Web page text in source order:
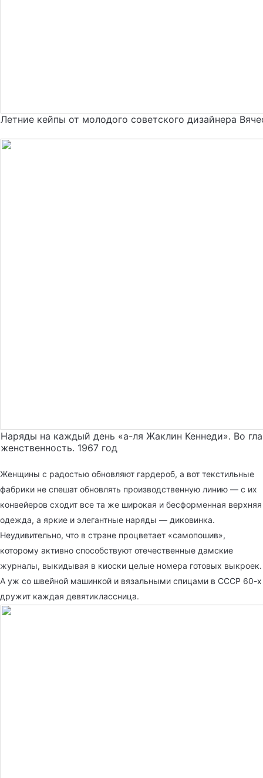
Летние кейпы от молодого советского дизайнера
Наряды на каждый день «а-ля Жаклин Кеннеди». Во
женственность. 1967 год
Женщины с радостью обновляют гардероб, а вот текстильные
фабрики не спешат обновлять производственную линию — с их
конвейеров сходит все та же широкая и бесформенная верхняя
одежда, а яркие и элегантные наряды — диковинка.
Неудивительно, что в стране процветает «самопошив»,
которому активно способствуют отечественные дамские
журналы, выкидывая в киоски целые номера готовых выкроек.
А уж со швейной машинкой и вязальными спицами в СССР 60-х
дружит каждая девятиклассница.